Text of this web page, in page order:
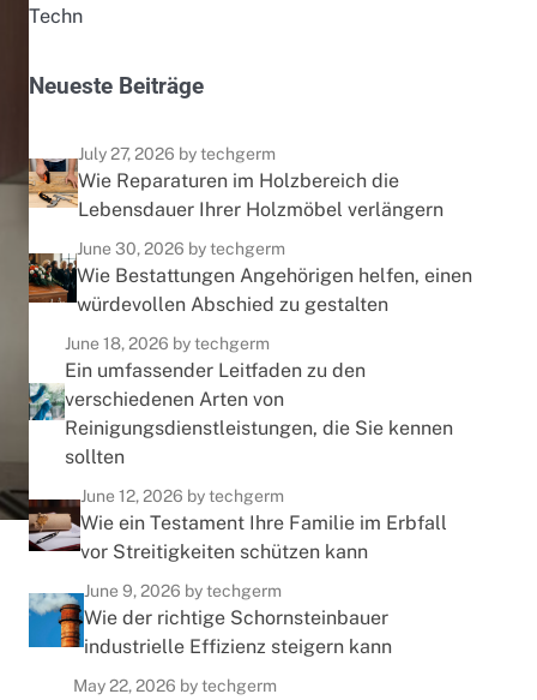
Techn
Neueste Beiträge
July 27, 2026 by techgerm
Wie Reparaturen im Holzbereich die
Lebensdauer Ihrer Holzmöbel verlängern
June 30, 2026 by techgerm
Wie Bestattungen Angehörigen helfen, einen
würdevollen Abschied zu gestalten
June 18, 2026 by techgerm
Ein umfassender Leitfaden zu den
verschiedenen Arten von
Reinigungsdienstleistungen, die Sie kennen
sollten
June 12, 2026 by techgerm
Wie ein Testament Ihre Familie im Erbfall
vor Streitigkeiten schützen kann
June 9, 2026 by techgerm
Wie der richtige Schornsteinbauer
industrielle Effizienz steigern kann
May 22, 2026 by techgerm